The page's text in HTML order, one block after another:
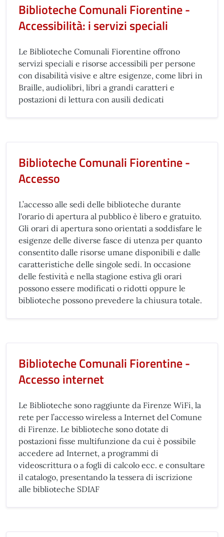
Biblioteche Comunali Fiorentine -
Accessibilità: i servizi speciali
Le Biblioteche Comunali Fiorentine offrono
servizi speciali e risorse accessibili per persone
con disabilità visive e altre esigenze, come libri in
Braille, audiolibri, libri a grandi caratteri e
postazioni di lettura con ausili dedicati
Biblioteche Comunali Fiorentine -
Accesso
L’accesso alle sedi delle biblioteche durante
l'orario di apertura al pubblico è libero e gratuito.
Gli orari di apertura sono orientati a soddisfare le
esigenze delle diverse fasce di utenza per quanto
consentito dalle risorse umane disponibili e dalle
caratteristiche delle singole sedi. In occasione
delle festività e nella stagione estiva gli orari
possono essere modificati o ridotti oppure le
biblioteche possono prevedere la chiusura totale.
Biblioteche Comunali Fiorentine -
Accesso internet
Le Biblioteche sono raggiunte da Firenze WiFi, la
rete per l’accesso wireless a Internet del Comune
di Firenze. Le biblioteche sono dotate di
postazioni fisse multifunzione da cui è possibile
accedere ad Internet, a programmi di
videoscrittura o a fogli di calcolo ecc. e consultare
il catalogo, presentando la tessera di iscrizione
alle biblioteche SDIAF